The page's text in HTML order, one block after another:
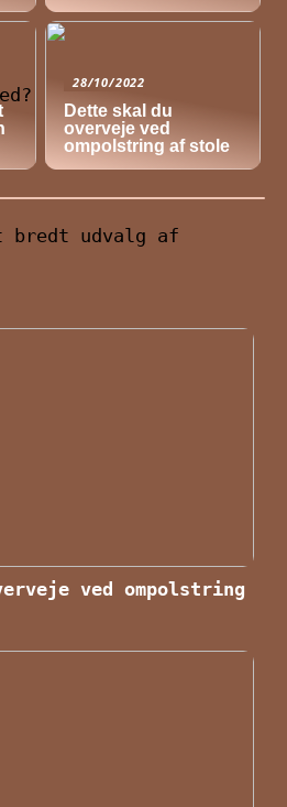
28/10/2022
Dette skal du
overveje ved
ompolstring af stole
bredt udvalg af
ved ompolstring